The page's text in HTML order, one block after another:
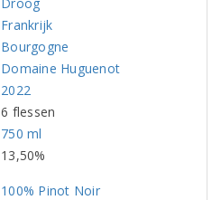
Frankrijk
Bourgogne
Domaine Huguenot
2022
6 flessen
750 ml
13,50%
100% Pinot Noir